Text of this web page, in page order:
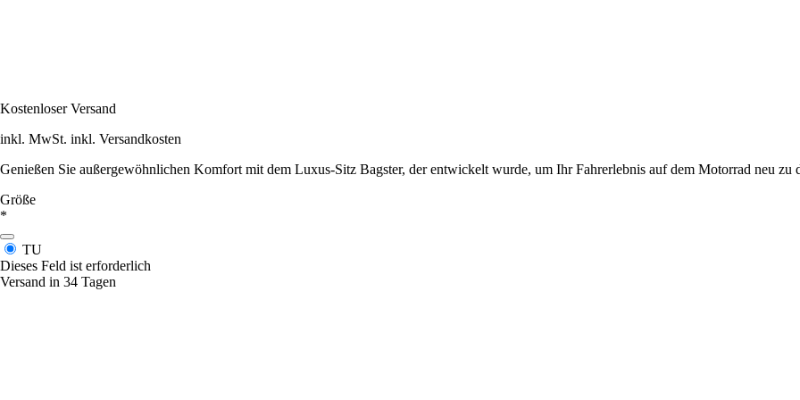
Kostenloser Versand
inkl. MwSt. inkl. Versandkosten
Genießen Sie außergewöhnlichen Komfort mit dem Luxus-Sitz Bagster, der entwickelt wurde, um Ihr Fahrerlebnis auf dem Motorrad neu zu
Größe
*
TU
Dieses Feld ist erforderlich
Versand in 34 Tagen